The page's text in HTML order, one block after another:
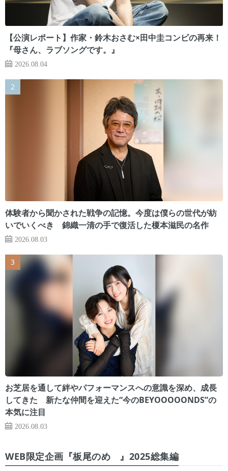
【公演レポート】作家・鈴木おさむ×田中圭コンビの再来！
『母さん、ラブソングです。』
2026.08.04
体験者から聞かされた戦争の記憶。今度は僕らの世代が紡
いでいくべき 錦織一清の手で復活した榎本滋民の名作
2026.08.03
お芝居を通して絆やパフォーマンスへの意識を深め、成長
してきた 新たな仲間を迎えた“今のBEYOOOOONDS”の
本気に注目
2026.08.03
WEB限定企画『板尾のめ゙』2025総集編